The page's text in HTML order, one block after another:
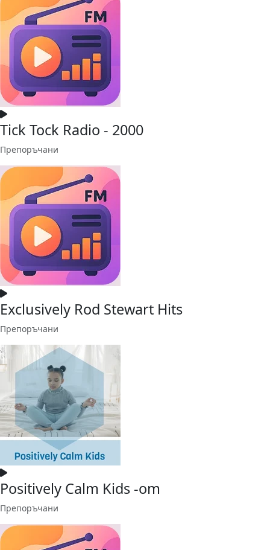
Tick Tock Radio - 2000
Препоръчани
Exclusively Rod Stewart Hits
Препоръчани
Positively Calm Kids -om
Препоръчани